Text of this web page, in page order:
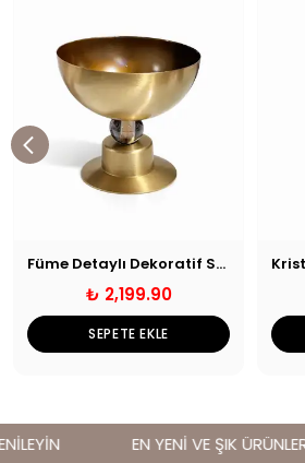
Füme Detaylı Dekoratif Saksı Eskitme
₺ 2,199.90
SEPETE EKLE
EN YENİ VE ŞIK